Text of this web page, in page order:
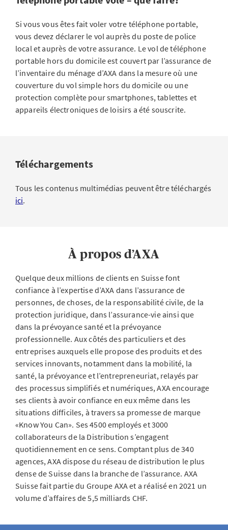
Si vous vous êtes fait voler votre téléphone portable,
vous devez déclarer le vol auprès du poste de police
local et auprès de votre assurance. Le vol de téléphone
portable hors du domicile est couvert par l’assurance de
l’inventaire du ménage d’AXA dans la mesure où une
couverture du vol simple hors du domicile ou une
protection complète pour smartphones, tablettes et
appareils électroniques de loisirs a été souscrite.
Téléchargements
Tous les contenus multimédias peuvent être téléchargés
ici.
À propos d’AXA
Quelque deux millions de clients en Suisse font
confiance à l’expertise d’AXA dans l’assurance de
personnes, de choses, de la responsabilité civile, de la
protection juridique, dans l’assurance-vie ainsi que
dans la prévoyance santé et la prévoyance
professionnelle. Aux côtés des particuliers et des
entreprises auxquels elle propose des produits et des
services innovants, notamment dans la mobilité, la
santé, la prévoyance et l’entrepreneuriat, relayés par
des processus simplifiés et numériques, AXA encourage
ses clients à avoir confiance en eux même dans les
situations difficiles, à travers sa promesse de marque
«Know You Can». Ses 4500 employés et 3000
collaborateurs de la Distribution s’engagent
quotidiennement en ce sens. Comptant plus de 340
agences, AXA dispose du réseau de distribution le plus
dense de Suisse dans la branche de l’assurance. AXA
Suisse fait partie du Groupe AXA et a réalisé en 2021 un
volume d’affaires de 5,5 milliards CHF.